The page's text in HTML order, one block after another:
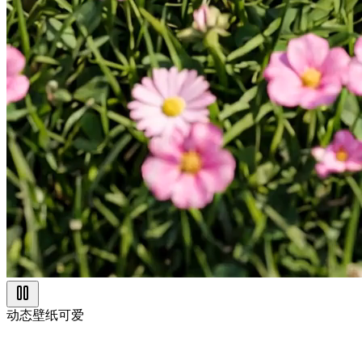
动态壁纸可爱